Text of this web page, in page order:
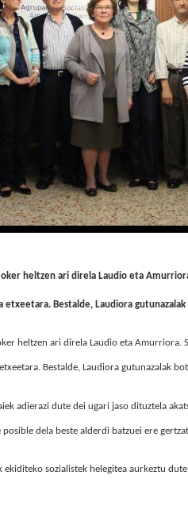
oker heltzen ari direla Laudio eta
Bestalde, Laudiora
heltzen ari direla Laudio eta
Bestalde, Laudiora gutunazalak
adierazi dute dei ugari jaso dituztela
dela beste alderdi batzuei ere
ekiditeko sozialistek helegitea aurkeztu